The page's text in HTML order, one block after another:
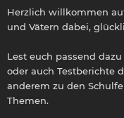
Herzlich willkommen
und Vätern dabei,
Lest euch passend
oder auch Testberichte
anderem zu den
Themen.